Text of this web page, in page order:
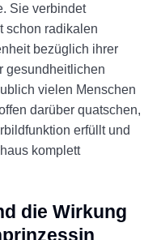
Sie verbindet
schon radikalen
bezüglich ihrer
gesundheitlichen
vielen Menschen
darüber quatschen,
erfüllt und
komplett
die Wirkung